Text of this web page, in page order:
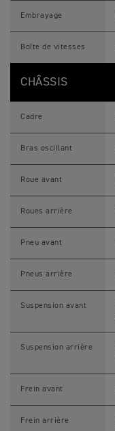
Embrayage
Boîte de vitesses
CHÂSSIS
Cadre
Bras oscillant
Roue avant
Roues arrière
Pneu avant
Pneus arrière
Suspension avant
Suspension arrière
Frein avant
Frein arrière